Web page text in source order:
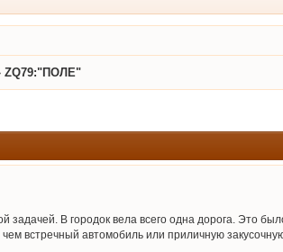
ZQ79:"ПОЛЕ"
задачей. В городок вела всего одна дорога. Это
встречный автомобиль или приличную